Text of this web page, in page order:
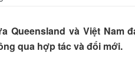
Queensland và Việt Nam
qua hợp tác và đổi mới.